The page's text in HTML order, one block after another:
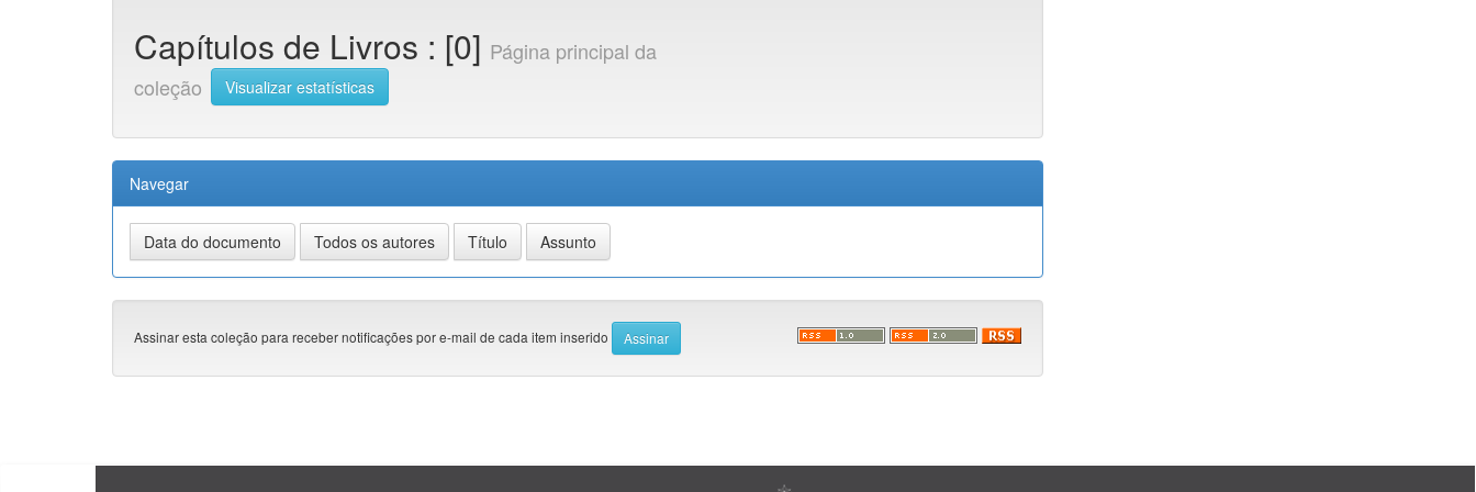
Capítulos de Livros : [0] Página principal da
coleção
Visualizar estatísticas
Navegar
Assinar esta coleção para receber notificações por e-mail de cada item inserido